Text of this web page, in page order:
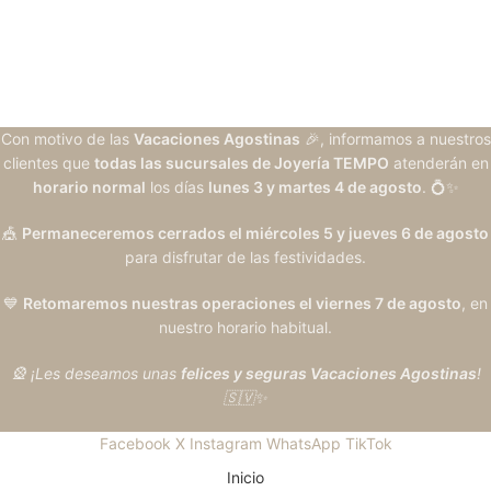
Con motivo de las Vacaciones Agostinas 🎉, informamos a nuestros
clientes que todas las sucursales de Joyería TEMPO atenderán en
horario normal los días lunes 3 y martes 4 de agosto. 💍✨
🎪 Permaneceremos cerrados el miércoles 5 y jueves 6 de agosto
para disfrutar de las festividades.
💙 Retomaremos nuestras operaciones el viernes 7 de agosto, en
nuestro horario habitual.
🎡 ¡Les deseamos unas felices y seguras Vacaciones Agostinas!
🇸🇻✨
Facebook X Instagram WhatsApp TikTok
Inicio